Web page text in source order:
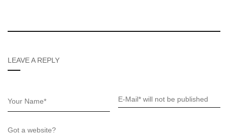
LEAVE A REPLY